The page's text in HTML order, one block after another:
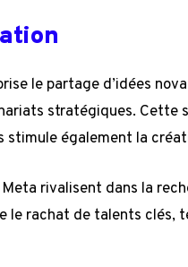
le partage d’idées
stratégiques. Cette
stimule également la
rivalisent dans la
le rachat de talents clés,